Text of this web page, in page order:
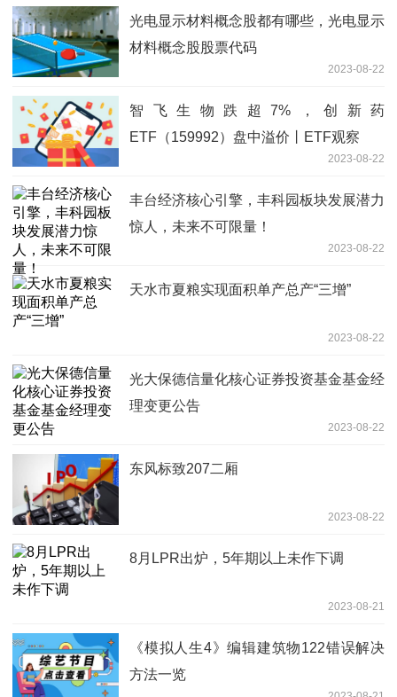
光电显示材料概念股都有哪些，光电显示
材料概念股股票代码
2023-08-22
智飞生物跌超7%，创新药
ETF（159992）盘中溢价丨ETF观察
2023-08-22
丰台经济核心引擎，丰科园板块发展潜力
惊人，未来不可限量！
2023-08-22
天水市夏粮实现面积单产总产“三增”
2023-08-22
光大保德信量化核心证券投资基金基金经
理变更公告
2023-08-22
东风标致207二厢
2023-08-22
8月LPR出炉，5年期以上未作下调
2023-08-21
《模拟人生4》编辑建筑物122错误解决
方法一览